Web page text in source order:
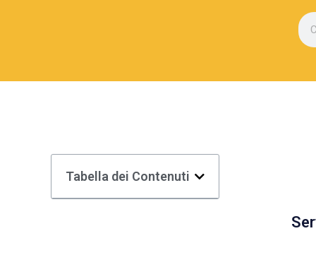
Tabella dei Contenuti